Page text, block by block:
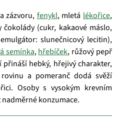
zázvoru, fenykl, mletá lékořice,
čokolády (cukr, kakaové máslo,
slunečnicový lecitin),
semínka,hřebíček, růžový pepř
přináší hebký, hřejivý charakter,
a pomeranč dodá svěží
Osoby s vysokým krevním
konzumace.